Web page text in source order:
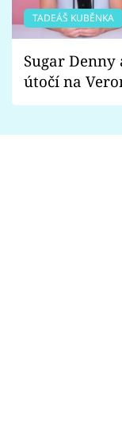
TADEÁŠ KUBĚNKA
Sugar
útočí na
Proč je